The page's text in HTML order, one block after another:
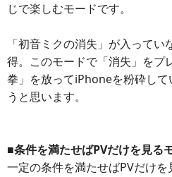
じで楽しむモードです。
「初音ミクの消失」が入って
得。このモードで「消失」をプ
拳」を放ってiPhoneを粉砕して
うと思います。
■条件を満たせばPVだけを見る
一定の条件を満たせばPVだけ